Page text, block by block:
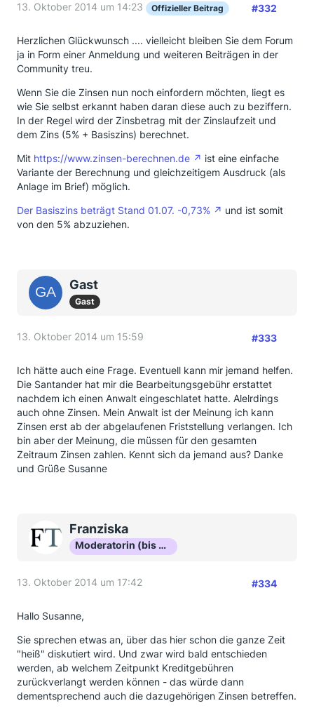
13. Oktober 2014 um 14:23 Offizieller Beitrag #332
Herzlichen Glückwunsch .... vielleicht bleiben Sie dem Forum
ja in Form einer Anmeldung und weiteren Beiträgen in der
Community treu.
Wenn Sie die Zinsen nun noch einfordern möchten, liegt es
wie Sie selbst erkannt haben daran diese auch zu beziffern.
In der Regel wird der Zinsbetrag mit der Zinslaufzeit und
dem Zins (5% + Basiszins) berechnet.
Mit https://www.zinsen-berechnen.de
ist eine einfache
Variante der Berechnung und gleichzeitigem Ausdruck (als
Anlage im Brief) möglich.
Der Basiszins beträgt Stand 01.07. -0,73%
und ist somit
von den 5% abzuziehen.
Gast
Gast
13. Oktober 2014 um 15:59 #333
Ich hätte auch eine Frage. Eventuell kann mir jemand helfen.
Die Santander hat mir die Bearbeitungsgebühr erstattet
nachdem ich einen Anwalt eingeschlatet hatte. Alelrdings
auch ohne Zinsen. Mein Anwalt ist der Meinung ich kann
Zinsen erst ab der abgelaufenen Friststellung verlangen. Ich
bin aber der Meinung, die müssen für den gesamten
Zeitraum Zinsen zahlen. Kennt sich da jemand aus? Danke
und Grüße Susanne
Franziska
Moderatorin (bis Okt 16)
13. Oktober 2014 um 17:42 #334
Hallo Susanne,
Sie sprechen etwas an, über das hier schon die ganze Zeit
"heiß" diskutiert wird. Und zwar wird bald entschieden
werden, ab welchem Zeitpunkt Kreditgebühren
zurückverlangt werden können - das würde dann
dementsprechend auch die dazugehörigen Zinsen betreffen.